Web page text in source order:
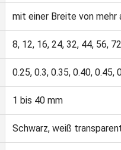
mit einer Breite von mehr
8, 12, 16, 24, 32, 44, 56,
0.25, 0.3, 0.35, 0.40, 0.45,
1 bis 40 mm
Schwarz, weiß